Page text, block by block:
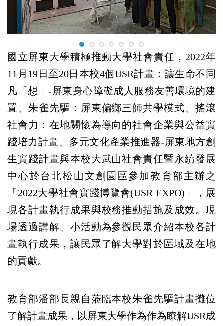
國立屏東大學積極推動大學社會責任，2022年
11月19日至20日本校4個USR計畫：讓生命不同
凡「想」-屏東身心障礙成人服務友善環境的建
置、朱雀先驅：屏東偏鄉三師共學模式、搖滾
社會力：在地關懷為導向的社會企業與公益實
踐培力計畫、多元文化產業推進器-屏東地方創
生實踐計畫與本校大武山社會責任暨永續發展
中心於台北松山文創園區參加教育部主辦之
「2022大學社會實踐博覽會(USR EXPO)」，展
現各計畫執行成果與校務推動措施及成效。現
場透過講解、小活動為參觀民眾介紹本校各計
畫執行成果，讓民眾了解大學對於區域及在地
的貢獻。
教育部潘部長親自蒞臨本校朱雀先驅計畫攤位
了解計畫成果，以屏東大學作為作為瞭解USR成